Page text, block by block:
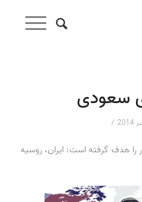
سعودی
/
هدف گرفته است: ایران، روسیه